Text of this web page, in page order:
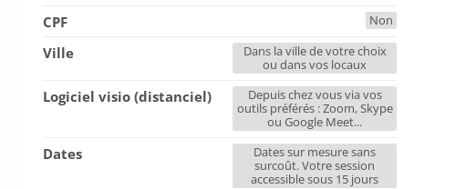
CPF Non
Ville
Dans la ville de votre choix
ou dans vos locaux
Logiciel visio (distanciel)
Depuis chez vous via vos
outils préférés : Zoom, Skype
ou Google Meet...
Dates
Dates sur mesure sans
surcoût. Votre session
accessible sous 15 jours